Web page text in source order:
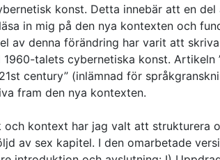
konst. Detta innebär att en
in mig på den nya kontexten och
av denna förändring har varit att
talets cybernetiska konst. Artikeln
century” (inlämnad för
fram den nya kontexten.
och kontext har jag valt att strukturera
av sex kapitel. I den omarbetade